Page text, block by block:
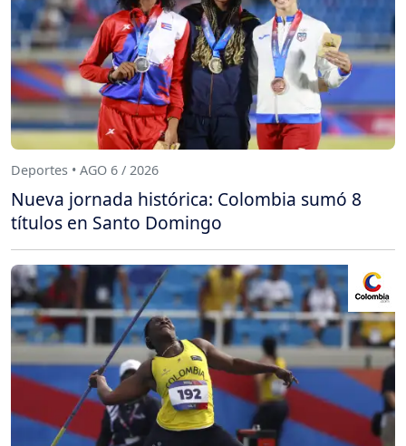
Deportes • AGO 6 / 2026
Nueva jornada histórica: Colombia sumó 8
títulos en Santo Domingo